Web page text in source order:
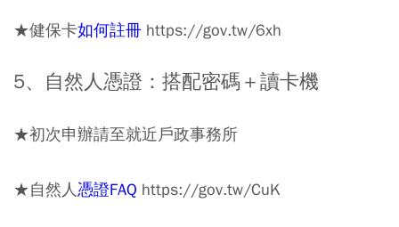
★健保卡如何註冊 https://gov.tw/6xh
5、自然人憑證：搭配密碼＋讀卡機
★初次申辦請至就近戶政事務所
★自然人憑證FAQ https://gov.tw/CuK